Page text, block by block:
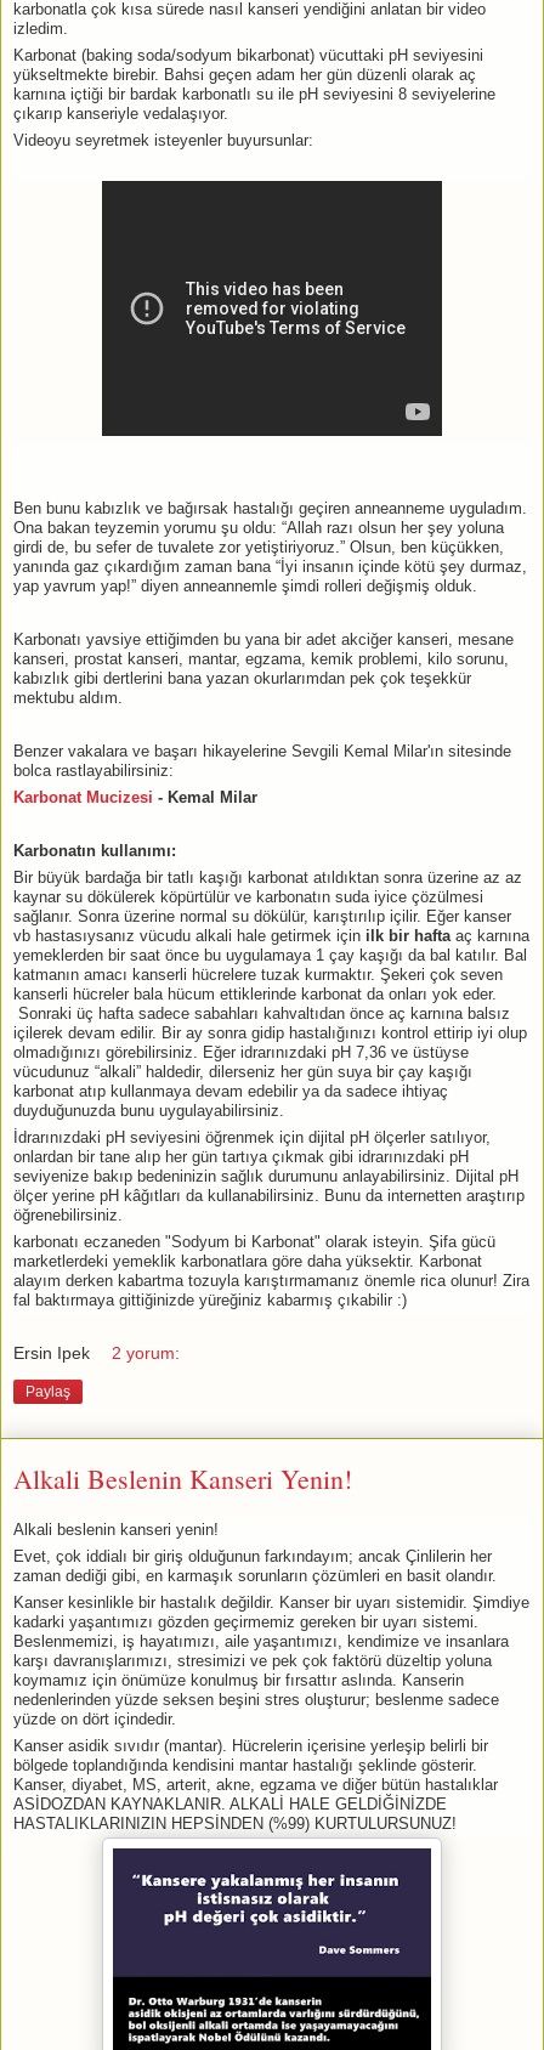
karbonatla çok kısa sürede nasıl kanseri yendiğini anlatan bir video
izledim.
Karbonat (baking soda/sodyum bikarbonat) vücuttaki pH seviyesini
yükseltmekte birebir. Bahsi geçen adam her gün düzenli olarak aç
karnına içtiği bir bardak karbonatlı su ile pH seviyesini 8 seviyelerine
çıkarıp kanseriyle vedalaşıyor.
Videoyu seyretmek isteyenler buyursunlar:
Ben bunu kabızlık ve bağırsak hastalığı geçiren anneanneme uyguladım.
Ona bakan teyzemin yorumu şu oldu: “Allah razı olsun her şey yoluna
girdi de, bu sefer de tuvalete zor yetiştiriyoruz.” Olsun, ben küçükken,
yanında gaz çıkardığım zaman bana “İyi insanın içinde kötü şey durmaz,
yap yavrum yap!” diyen anneannemle şimdi rolleri değişmiş olduk.
Karbonatı yavsiye ettiğimden bu yana bir adet akciğer kanseri, mesane
kanseri, prostat kanseri, mantar, egzama, kemik problemi, kilo sorunu,
kabızlık gibi dertlerini bana yazan okurlarımdan pek çok teşekkür
mektubu aldım.
Benzer vakalara ve başarı hikayelerine Sevgili Kemal Milar'ın sitesinde
bolca rastlayabilirsiniz:
Karbonat Mucizesi - Kemal Milar
Karbonatın kullanımı:
Bir büyük bardağa bir tatlı kaşığı karbonat atıldıktan sonra üzerine az az
kaynar su dökülerek köpürtülür ve karbonatın suda iyice çözülmesi
sağlanır. Sonra üzerine normal su dökülür, karıştırılıp içilir. Eğer kanser
vb hastasıysanız vücudu alkali hale getirmek için ilk bir hafta aç karnına
yemeklerden bir saat önce bu uygulamaya 1 çay kaşığı da bal katılır. Bal
katmanın amacı kanserli hücrelere tuzak kurmaktır. Şekeri çok seven
kanserli hücreler bala hücum ettiklerinde karbonat da onları yok eder.
Sonraki üç hafta sadece sabahları kahvaltıdan önce aç karnına balsız
içilerek devam edilir. Bir ay sonra gidip hastalığınızı kontrol ettirip iyi olup
olmadığınızı görebilirsiniz. Eğer idrarınızdaki pH 7,36 ve üstüyse
vücudunuz “alkali” haldedir, dilerseniz her gün suya bir çay kaşığı
karbonat atıp kullanmaya devam edebilir ya da sadece ihtiyaç
duyduğunuzda bunu uygulayabilirsiniz.
İdrarınızdaki pH seviyesini öğrenmek için dijital pH ölçerler satılıyor,
onlardan bir tane alıp her gün tartıya çıkmak gibi idrarınızdaki pH
seviyenize bakıp bedeninizin sağlık durumunu anlayabilirsiniz. Dijital pH
ölçer yerine pH kâğıtları da kullanabilirsiniz. Bunu da internetten araştırıp
öğrenebilirsiniz.
karbonatı eczaneden "Sodyum bi Karbonat" olarak isteyin. Şifa gücü
marketlerdeki yemeklik karbonatlara göre daha yüksektir. Karbonat
alayım derken kabartma tozuyla karıştırmamanız önemle rica olunur! Zira
fal baktırmaya gittiğinizde yüreğiniz kabarmış çıkabilir :)
Ersin Ipek 2 yorum:
Paylaş
Alkali Beslenin Kanseri Yenin!
Alkali beslenin kanseri yenin!
Evet, çok iddialı bir giriş olduğunun farkındayım; ancak Çinlilerin her
zaman dediği gibi, en karmaşık sorunların çözümleri en basit olandır.
Kanser kesinlikle bir hastalık değildir. Kanser bir uyarı sistemidir. Şimdiye
kadarki yaşantımızı gözden geçirmemiz gereken bir uyarı sistemi.
Beslenmemizi, iş hayatımızı, aile yaşantımızı, kendimize ve insanlara
karşı davranışlarımızı, stresimizi ve pek çok faktörü düzeltip yoluna
koymamız için önümüze konulmuş bir fırsattır aslında. Kanserin
nedenlerinden yüzde seksen beşini stres oluşturur; beslenme sadece
yüzde on dört içindedir.
Kanser asidik sıvıdır (mantar). Hücrelerin içerisine yerleşip belirli bir
bölgede toplandığında kendisini mantar hastalığı şeklinde gösterir.
Kanser, diyabet, MS, arterit, akne, egzama ve diğer bütün hastalıklar
ASİDOZDAN KAYNAKLANIR. ALKALİ HALE GELDİĞİNİZDE
HASTALIKLARINIZIN HEPSİNDEN (%99) KURTULURSUNUZ!